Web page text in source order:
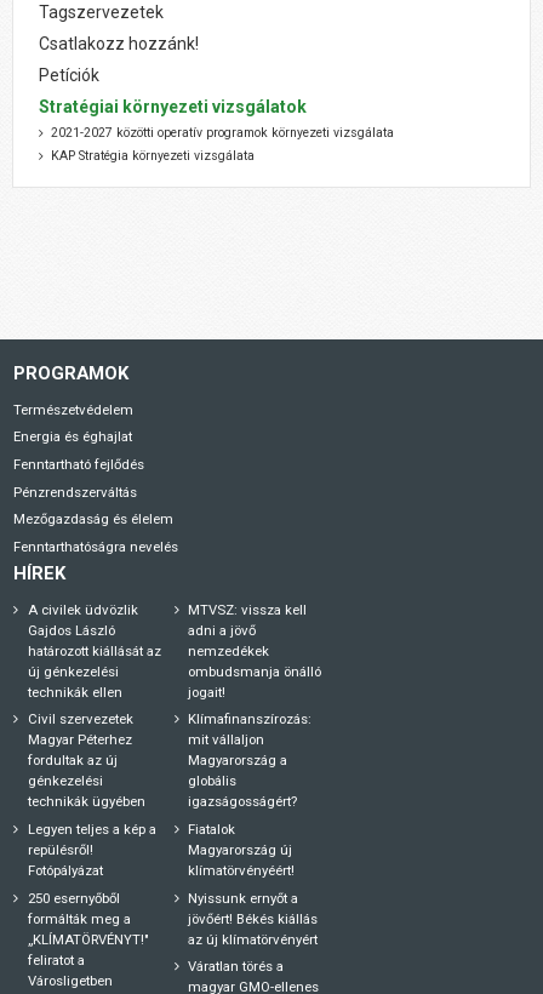
Tagszervezetek
Csatlakozz hozzánk!
Petíciók
Stratégiai környezeti vizsgálatok
2021-2027 közötti operatív programok környezeti vizsgálata
KAP Stratégia környezeti vizsgálata
PROGRAMOK
Természetvédelem
Energia és éghajlat
Fenntartható fejlődés
Pénzrendszerváltás
Mezőgazdaság és élelem
Fenntarthatóságra nevelés
HÍREK
A civilek üdvözlik
Gajdos László
határozott kiállását az
új génkezelési
technikák ellen
Civil szervezetek
Magyar Péterhez
fordultak az új
génkezelési
technikák ügyében
Legyen teljes a kép a
repülésről!
Fotópályázat
250 esernyőből
formálták meg a
„KLÍMATÖRVÉNYT!"
feliratot a
Városligetben
MTVSZ: vissza kell
adni a jövő
nemzedékek
ombudsmanja önálló
jogait!
Klímafinanszírozás:
mit vállaljon
Magyarország a
globális
igazságosságért?
Fiatalok
Magyarország új
klímatörvényéért!
Nyissunk ernyőt a
jövőért! Békés kiállás
az új klímatörvényért
Váratlan törés a
magyar GMO-ellenes